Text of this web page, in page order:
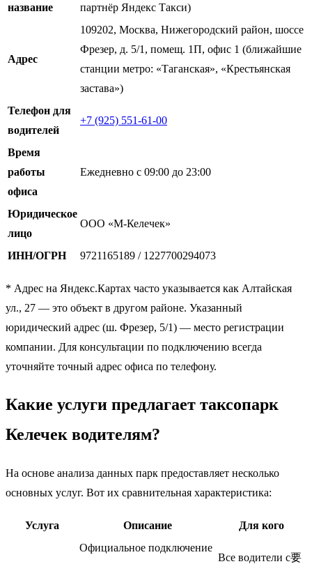
название
партнёр Яндекс Такси)
Адрес
109202, Москва, Нижегородский район, шоссе
Фрезер, д. 5/1, помещ. 1П, офис 1 (ближайшие
станции метро: «Таганская», «Крестьянская
застава»)
Телефон для
водителей
+7 (925) 551-61-00
Время
работы
офиса
Ежедневно с 09:00 до 23:00
Юридическое
лицо
ООО «М-Келечек»
ИНН/ОГРН 9721165189 / 1227700294073
* Адрес на Яндекс.Картах часто указывается как Алтайская
ул., 27 — это объект в другом районе. Указанный
юридический адрес (ш. Фрезер, 5/1) — место регистрации
компании. Для консультации по подключению всегда
уточняйте точный адрес офиса по телефону.
Какие услуги предлагает таксопарк
Келечек водителям?
На основе анализа данных парк предоставляет несколько
основных услуг. Вот их сравнительная характеристика:
Услуга Описание
Для кого
Официальное подключение
Все водители с要